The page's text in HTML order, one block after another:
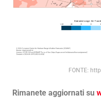
FONTE:
Rimanete aggiornati su